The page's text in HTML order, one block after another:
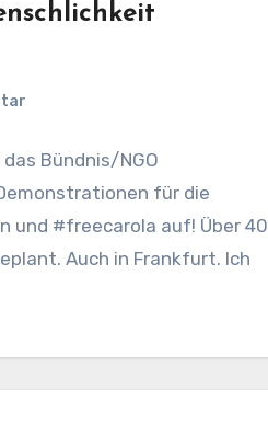
Bündnis/NGO
für die
und #freecarola auf! Über 40
Auch in Frankfurt. Ich